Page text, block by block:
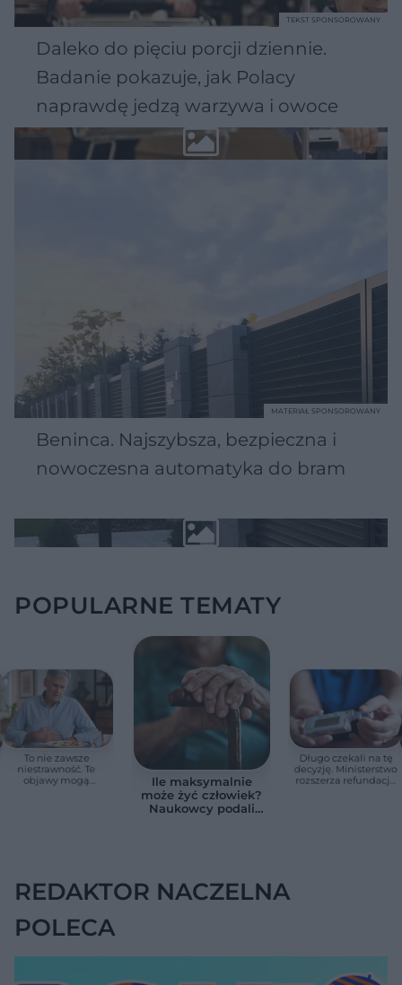
Daleko do pięciu porcji dziennie.
Badanie pokazuje, jak Polacy
naprawdę jedzą warzywa i owoce
TEKST SPONSOROWANY
Beninca. Najszybsza, bezpieczna i
nowoczesna automatyka do bram
MATERIAŁ SPONSOROWANY
POPULARNE TEMATY
To nie zawsze
niestrawność. Te
objawy mogą
Ile maksymalnie
może żyć człowiek?
Naukowcy podali
Długo czekali na tę
decyzję. Ministerstwo
rozszerza refundację
REDAKTOR NACZELNA
POLECA